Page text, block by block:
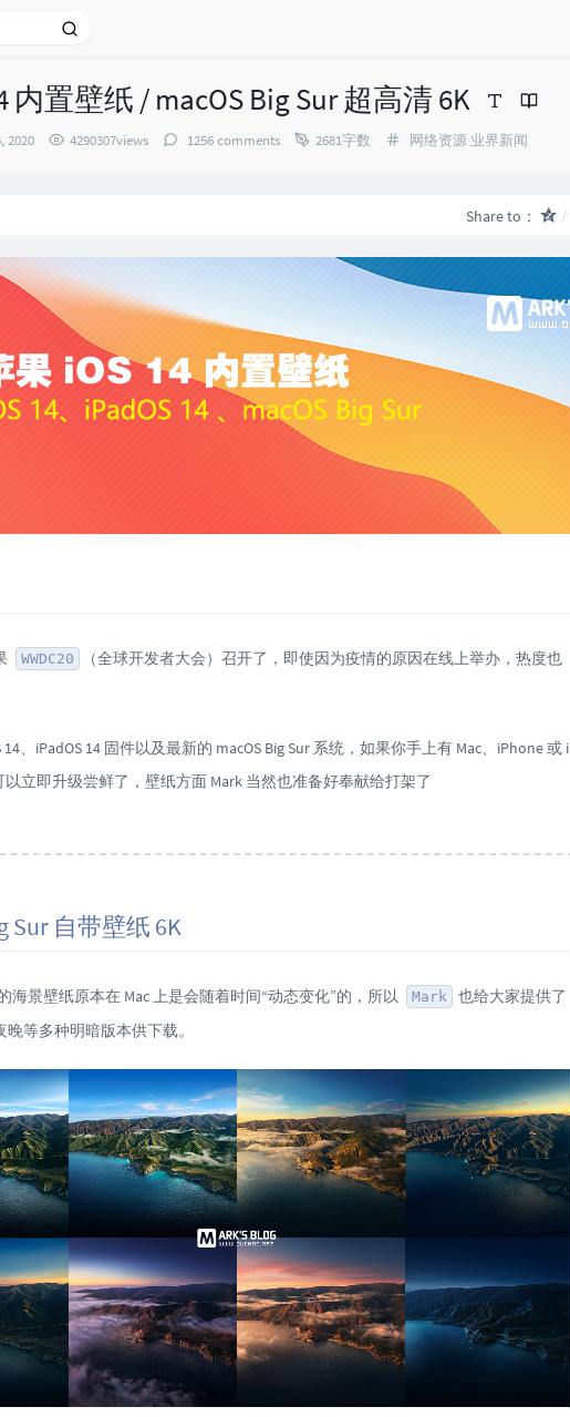
内置壁纸 / macOS Big Sur 超高清 6K
2020 4290307views 1256 comments 2681字数 Categories：
网络资源 业界新闻
Share to：
WWDC20 （全球开发者大会）召开了，即使因为疫情的原因在线上举办，热度也
、iPadOS 14 固件以及最新的 macOS Big Sur 系统，如果你手上有 Mac、iPhone 或 i
以立即升级尝鲜了，壁纸方面 Mark 当然也准备好奉献给打架了
Sur 自带壁纸 6K
海景壁纸原本在 Mac 上是会随着时间“动态变化”的，所以 Mark
也给大家提供了
等多种明暗版本供下载。